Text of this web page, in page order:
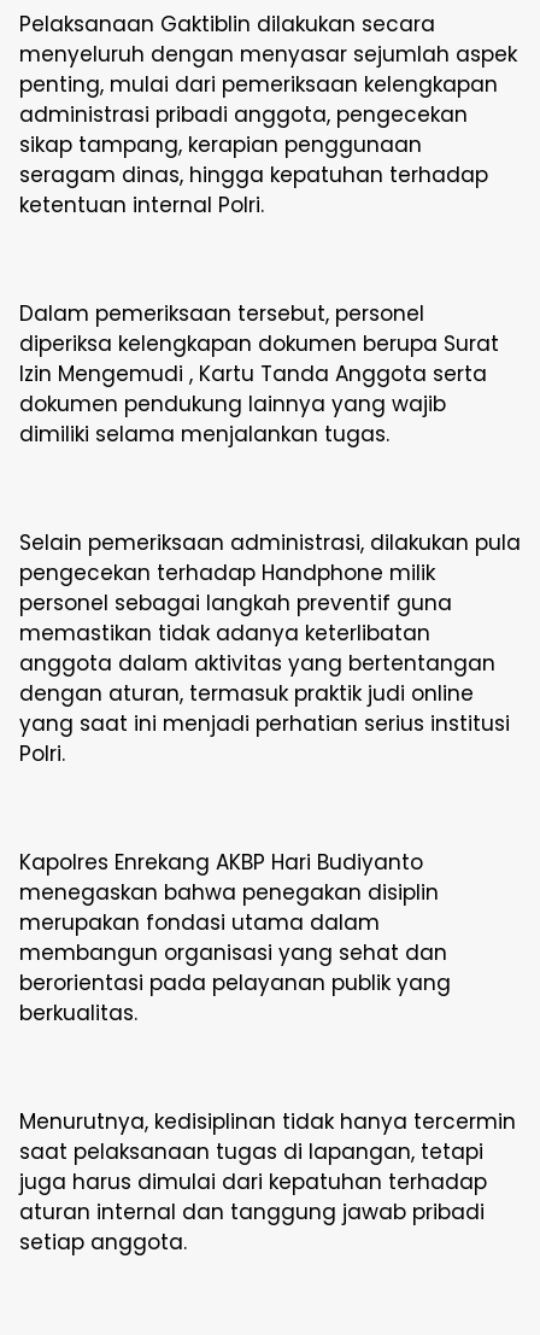
Pelaksanaan Gaktiblin dilakukan secara
menyeluruh dengan menyasar sejumlah aspek
penting, mulai dari pemeriksaan kelengkapan
administrasi pribadi anggota, pengecekan
sikap tampang, kerapian penggunaan
seragam dinas, hingga kepatuhan terhadap
ketentuan internal Polri.
Dalam pemeriksaan tersebut, personel
diperiksa kelengkapan dokumen berupa Surat
Izin Mengemudi , Kartu Tanda Anggota serta
dokumen pendukung lainnya yang wajib
dimiliki selama menjalankan tugas.
Selain pemeriksaan administrasi, dilakukan pula
pengecekan terhadap Handphone milik
personel sebagai langkah preventif guna
memastikan tidak adanya keterlibatan
anggota dalam aktivitas yang bertentangan
dengan aturan, termasuk praktik judi online
yang saat ini menjadi perhatian serius institusi
Polri.
Kapolres Enrekang AKBP Hari Budiyanto
menegaskan bahwa penegakan disiplin
merupakan fondasi utama dalam
membangun organisasi yang sehat dan
berorientasi pada pelayanan publik yang
berkualitas.
Menurutnya, kedisiplinan tidak hanya tercermin
saat pelaksanaan tugas di lapangan, tetapi
juga harus dimulai dari kepatuhan terhadap
aturan internal dan tanggung jawab pribadi
setiap anggota.